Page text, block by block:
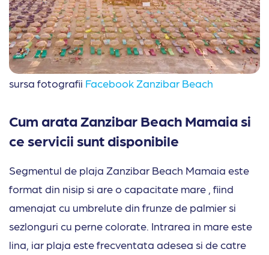
sursa fotografii Facebook Zanzibar Beach
Cum arata Zanzibar Beach Mamaia si
ce servicii sunt disponibile
Segmentul de plaja Zanzibar Beach Mamaia este
format din nisip si are o capacitate mare , fiind
amenajat cu umbrelute din frunze de palmier si
sezlonguri cu perne colorate. Intrarea in mare este
lina, iar plaja este frecventata adesea si de catre